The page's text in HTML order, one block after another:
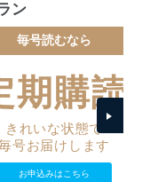
を確保するため
る安全対策を実
き損の防止及び是
る機器及び当該
、 個人データへ
す。
ン
毎号読むなら
期購読
きれいな状態で
号お届けします
お申込みはこちら